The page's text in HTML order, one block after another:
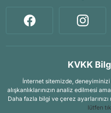
KVKK
İnternet sitemizde,
alışkanlıklarınızın analiz edilmesi
Daha fazla bilgi ve çerez
lütfen